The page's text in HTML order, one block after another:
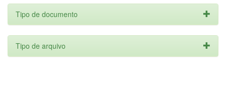
Tipo de documento
Tipo de arquivo